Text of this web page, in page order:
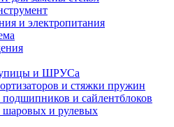
и электропитания
и ШРУСа
и стяжки пружин
и сайлентблоков
и рулевых